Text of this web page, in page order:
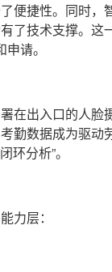
便捷性。同时，
了技术支撑。这
请。
在出入口的人脸
勤数据成为驱动
环分析”。
力层：